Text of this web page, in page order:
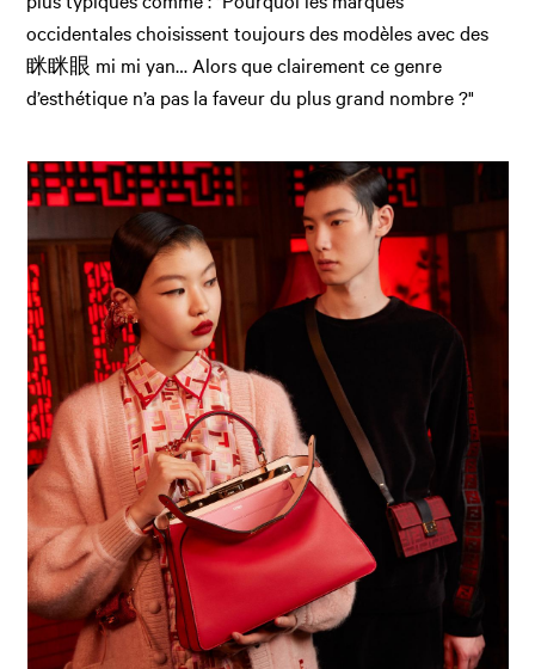
occidentales choisissent toujours des modèles avec des
眯眯眼 mi mi yan… Alors que clairement ce genre
d’esthétique n’a pas la faveur du plus grand nombre ?"